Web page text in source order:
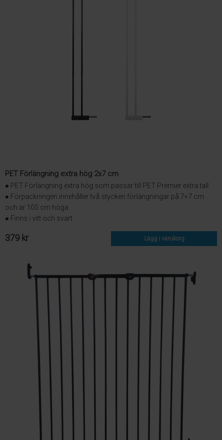
PET Förlängning extra hög 2x7 cm
● PET Förlängning extra hög som passar till PET Premier extra tall
● Förpackningen innehåller två stycken förlängningar på 7+7 cm
och är 105 cm höga
● Finns i vitt och svart
379 kr Lägg i varukorg